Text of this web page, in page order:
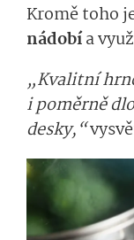
Kromě toho
nádobía
„Kvalitní
i poměrně
desky,“